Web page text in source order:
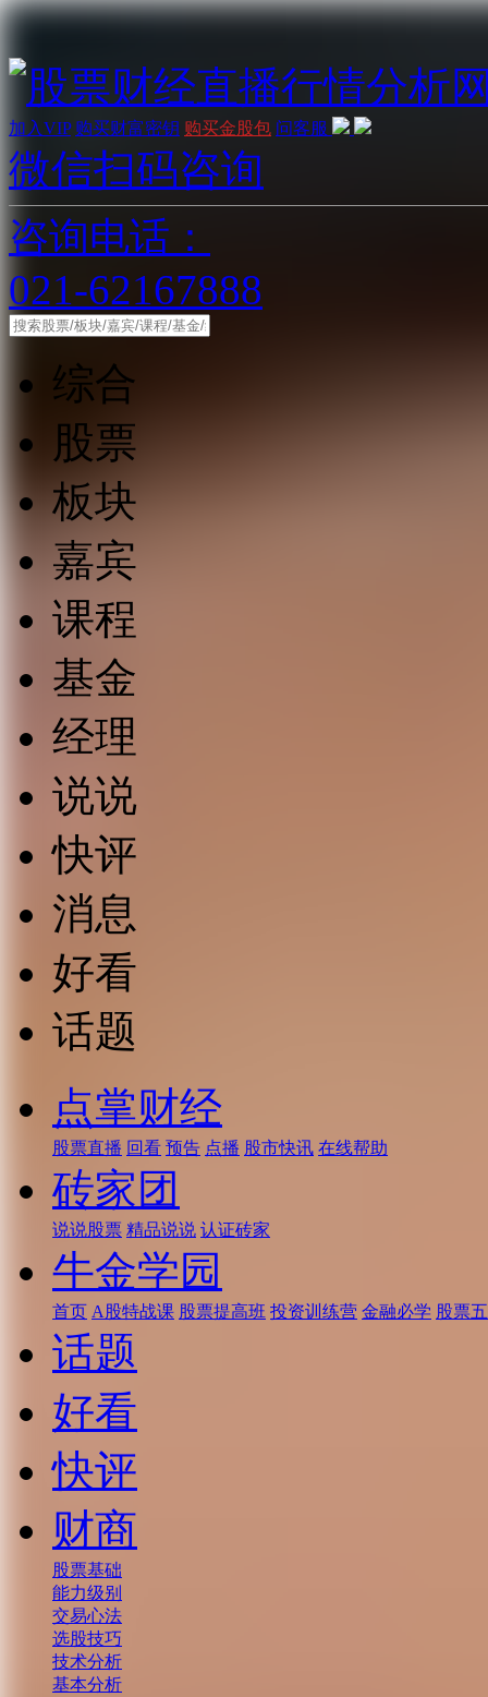
加入VIP 购买财富密钥 购买金股包 问客服
微信扫码咨询
咨询电话：
021-62167888
综合
股票
板块
嘉宾
课程
基金
经理
说说
快评
消息
好看
话题
点掌财经
股票直播 回看 预告 点播 股市快讯 在线帮助
砖家团
说说股票 精品说说 认证砖家
牛金学园
首页 A股特战课 股票提高班 投资训练营 金融必学 股票
话题
好看
快评
财商
股票基础
能力级别
交易心法
选股技巧
技术分析
基本分析